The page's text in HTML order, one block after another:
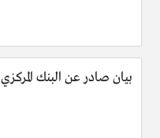
بيان صادر عن البنك المركزي